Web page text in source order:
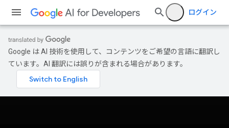
ログイン
Google は AI 技術を使用して、コンテンツをご希望の言語に翻訳し
ています。AI 翻訳には誤りが含まれる場合があります。